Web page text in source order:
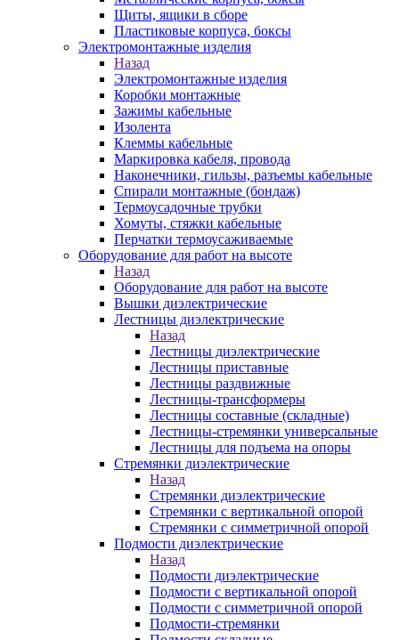
Щиты, ящики в сборе
Пластиковые корпуса, боксы
Электромонтажные изделия
Назад
Электромонтажные изделия
Коробки монтажные
Зажимы кабельные
Изолента
Клеммы кабельные
Маркировка кабеля, провода
Наконечники, гильзы, разъемы кабельные
Спирали монтажные (бондаж)
Термоусадочные трубки
Хомуты, стяжки кабельные
Перчатки термоусаживаемые
Оборудование для работ на высоте
Назад
Оборудование для работ на высоте
Вышки диэлектрические
Лестницы диэлектрические
Назад
Лестницы диэлектрические
Лестницы приставные
Лестницы раздвижные
Лестницы-трансформеры
Лестницы составные (складные)
Лестницы-стремянки универсальные
Лестницы для подъема на опоры
Стремянки диэлектрические
Назад
Стремянки диэлектрические
Стремянки с вертикальной опорой
Стремянки с симметричной опорой
Подмости диэлектрические
Назад
Подмости диэлектрические
Подмости с вертикальной опорой
Подмости с симметричной опорой
Подмости-стремянки